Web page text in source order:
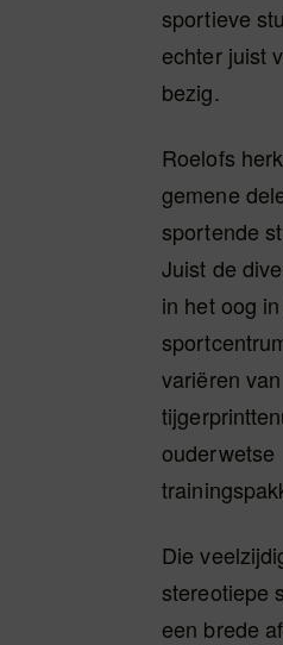
sportieve
echter juist
bezig.
Roelofs
gemene
sportende
Juist de
in het oog
variëren van
ouderwetse
Die
stereotiepe
een brede